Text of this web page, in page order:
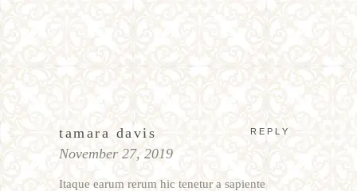
tamara davis REPLY
November 27, 2019
Itaque earum rerum hic tenetur a sapiente